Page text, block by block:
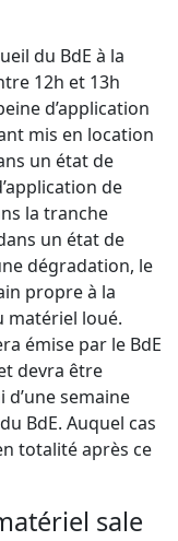
du BdE à la
12h et 13h
d’application
mis en location
un état de
de
la tranche
un état de
dégradation, le
propre à la
matériel loué.
émise par le BdE
devra être
semaine
BdE. Auquel cas
totalité après ce
sale